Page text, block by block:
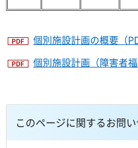
個別施設計画の概要（
個別施設計画（障害者
このページに関するお問